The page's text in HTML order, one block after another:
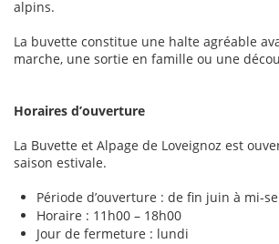
alpins.
La buvette constitue une halte agréable
marche, une sortie en famille ou une
Horaires d’ouverture
La Buvette et Alpage de Loveignoz est
saison estivale.
Période d’ouverture : de fin juin à mi-
Horaire : 11h00 – 18h00
Jour de fermeture : lundi